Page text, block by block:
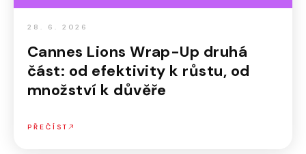
28. 6. 2026
Cannes Lions Wrap-Up druhá
část: od efektivity k růstu, od
množství k důvěře
PŘEČÍST